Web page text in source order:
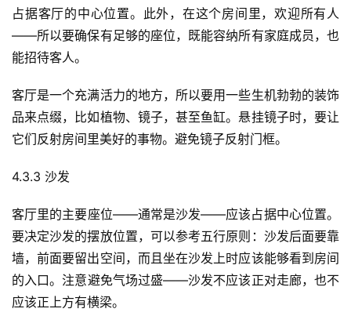
占据客厅的中心位置。此外，在这个房间里，欢迎所有人
——所以要确保有足够的座位，既能容纳所有家庭成员，也
能招待客人。
客厅是一个充满活力的地方，所以要用一些生机勃勃的装饰
品来点缀，比如植物、镜子，甚至鱼缸。悬挂镜子时，要让
它们反射房间里美好的事物。避免镜子反射门框。
4.3.3 沙发
客厅里的主要座位——通常是沙发——应该占据中心位置。
要决定沙发的摆放位置，可以参考五行原则：沙发后面要靠
墙，前面要留出空间，而且坐在沙发上时应该能够看到房间
的入口。注意避免气场过盛——沙发不应该正对走廊，也不
应该正上方有横梁。